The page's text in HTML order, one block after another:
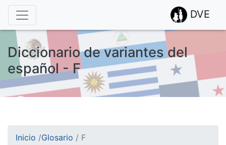
DVE
Diccionario de variantes del
español - F
Inicio /Glosario / F